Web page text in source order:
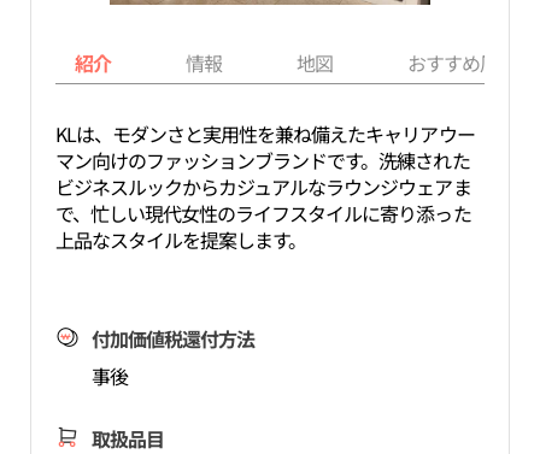
紹介 情報 地図 おすすめ周辺
KLは、モダンさと実用性を兼ね備えたキャリアウー
マン向けのファッションブランドです。洗練された
ビジネスルックからカジュアルなラウンジウェアま
で、忙しい現代女性のライフスタイルに寄り添った
上品なスタイルを提案します。
付加価値税還付方法
事後
取扱品目